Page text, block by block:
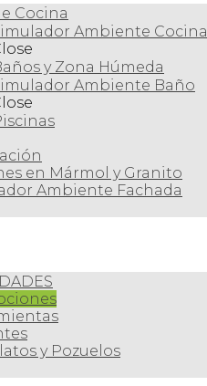
Cocina
Ambiente Cocina
y Zona Húmeda
Ambiente Baño
en Mármol y Granito
Ambiente Fachada
y Pozuelos